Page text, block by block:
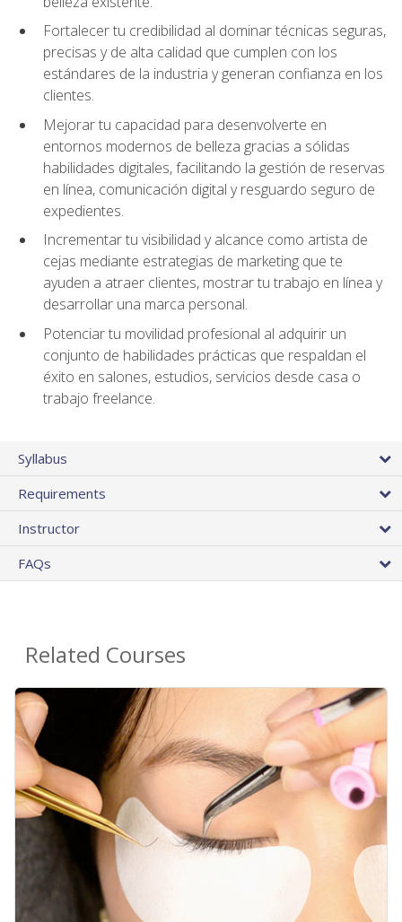
Fortalecer tu credibilidad al dominar técnicas seguras,
precisas y de alta calidad que cumplen con los
estándares de la industria y generan confianza en los
clientes.
Mejorar tu capacidad para desenvolverte en
entornos modernos de belleza gracias a sólidas
habilidades digitales, facilitando la gestión de reservas
en línea, comunicación digital y resguardo seguro de
expedientes.
Incrementar tu visibilidad y alcance como artista de
cejas mediante estrategias de marketing que te
ayuden a atraer clientes, mostrar tu trabajo en línea y
desarrollar una marca personal.
Potenciar tu movilidad profesional al adquirir un
conjunto de habilidades prácticas que respaldan el
éxito en salones, estudios, servicios desde casa o
trabajo freelance.
Syllabus
Requirements
Instructor
FAQs
Related Courses